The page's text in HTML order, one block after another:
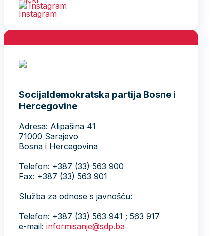
Instagram
Socijaldemokratska partija Bosne i
Hercegovine
Adresa: Alipašina 41
71000 Sarajevo
Bosna i Hercegovina
Telefon: +387 (33) 563 900
Fax: +387 (33) 563 901
Služba za odnose s javnošću:
Telefon: +387 (33) 563 941 ; 563 917
e-mail: informisanje@sdp.ba